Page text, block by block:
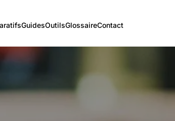
GuidesOutilsGlossaireContact